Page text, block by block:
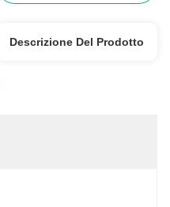
Descrizione Del Prodotto